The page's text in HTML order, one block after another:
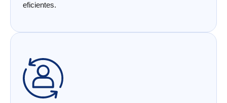
eficientes.